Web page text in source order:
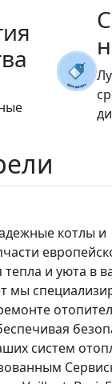
котлы и
тепла и уюта в
мы
систем